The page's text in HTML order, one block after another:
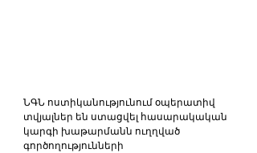
ՆԳՆ ոստիկանությունում օպերատիվ
տվյալներ են ստացվել հասարակական
կարգի խաթարմանն ուղղված
գործողությունների